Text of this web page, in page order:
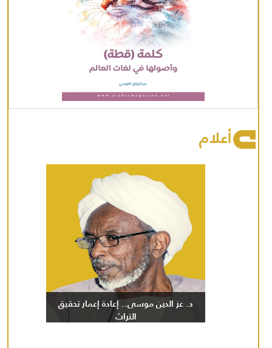
أعلام
د. عز الدين موسى.. إعادة إعمار تحقيق
التراث